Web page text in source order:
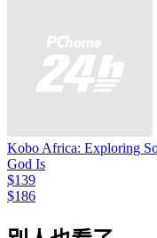
Kobo Africa: Exploring
God Is
$139
$186